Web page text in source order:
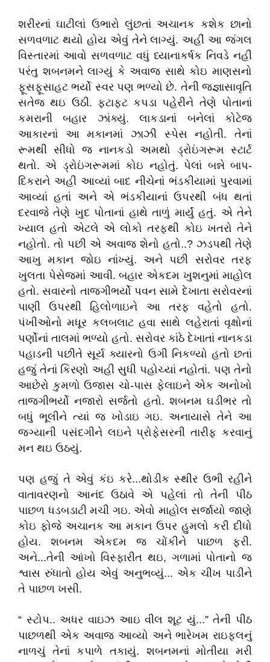
શરીરનાં ઘાટીલાં ઉભારો લુંછતાં અચાનક કશેક છાનો
સળવળાટ થયો હોય એવું તેને લાગ્યું. અહીં આ જંગલ
વિસ્તારમાં આવો સળવળાટ વધું ધ્યાનાકર્ષક નિવડે નહીં
પરંતુ શબનમને લાગ્યું કે અવાજ સાથે કોઇ માણસનો
ફૂસફૂસાહટ ભર્યો સ્વર પણ ભળ્યો છે. તેની જજ્ઞાસાવૃતિ
સતેજ થઇ ઉઠી. ફટાફટ કપડા પહેરીને તેણે પોતાનાં
કમરાની બહાર ઝાંક્યું. લાકડાનાં બનેલાં કોટેજ
આકારનાં આ મકાનમાં ઝાઝી સ્પેસ નહોતી. તેનાં
રૂમથી સીધો જ નાનકડો અમથો ડ્રોઇંગરૂમ સ્ટાર્ટ
થતો. એ ડ્રોઇંગરૂમમાં કોઇ નહોતું. પેલાં બન્ને બાપ-
દિકરાને અહી આવ્યાં બાદ નીચેનાં ભંડકીયામાં પુરવામાં
આવ્યાં હતાં અને એ ભંડકીયાનાં ઉપરથી બંધ થતાં
દરવાજે તેણે ખુદ પોતાનાં હાથે તાળું માર્યું હતું. એ તેને
ખ્યાલ હતો એટલે એ લોકો તરફથી કોઇ ખતરો તેને
નહોતો. તો પછી એ અવાજ શેનો હતો..? ઝડપથી તેણે
આખુ મકાન જોઇ નાંખ્યું. અને પછી સરોવર તરફ
ખુલતા પેસેજમાં આવી. બહાર એકદમ ખુશનુમાં માહોલ
હતો. સવારનો તાજગીભર્યો પવન સામે દેખાતા સરોવરનાં
પાણી ઉપરથી હિલોળાઇને આ તરફ વહેતો હતો.
પંખીઓનો મધૂર કલબલાટ હવા સાથે લહેરાતાં વૃક્ષોનાં
પર્ણોનાં તાલમાં ભળ્યો હતો. સરોવર કાંઠે દેખાતાં નાનકડા
પહાડની પછીતે સૂર્ય ક્યારનો ઉગી નિકળ્યો હતો છતાં
હજું તેનાં કિરણો અહી સુધી પહોચ્યાં નહોતાં. પણ તેનો
આછેરો કુમળો ઉજાસ ચો-પાસ ફેલાઇને એક અનોખો
તાજગીભર્યો નજારો સર્જતો હતો. શબનમ ઘડીભર તો
બધું ભૂલીને ત્યાં જ ખોડાઇ ગઇ. અનાયાસે તેને આ
જગ્યાની પસંદગીને લઇને પ્રોફેસરની તારીફ કરવાનું
મન થઇ ઉઠયું.
પણ હજું તે એવું કંઇ કરે...થોડીક સ્થીર ઉભી રહીને
વાતાવરણનો આનંદ ઉઠાવે એ પહેલાં તો તેની પીઠ
પાછળ ધડબડાટી મચી ગઇ. એવો માહોલ સર્જાયો જાણે
કોઇ ફોજે અચાનક આ મકાન ઉપર હુમલો કરી દીધો
હોય. શબનમ એકદમ જ ચોંકીને પાછળ ફરી.
અને...તેની આંખો વિસ્ફારીત થઇ, ગળામાં પોતાનો જ
શ્વાસ રુંધાતો હોય એવું અનુભવ્યું... એક ચીખ પાડીને
તે પાછળ ખસી.
“ સ્ટોપ.. અધર વાઇઝ આઇ વીલ શૂટ યું...” તેની પીઠ
પાછળથી એક અવાજ આવ્યો અને ભારેખમ રાઇફલનું
નાળચું તેનાં કપાળે તકાયું. શબનમનાં મોતીયા મરી